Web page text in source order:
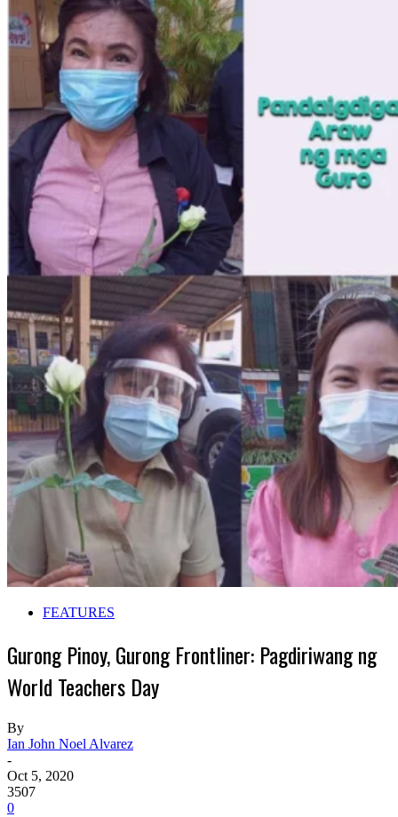
FEATURES
Gurong Pinoy, Gurong Frontliner: Pagdiriwang ng
World Teachers Day
By
Ian John Noel Alvarez
-
Oct 5, 2020
3507
0